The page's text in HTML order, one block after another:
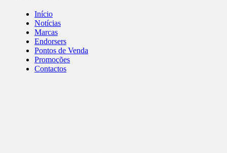
Início
Notícias
Marcas
Endorsers
Pontos de Venda
Promoções
Contactos